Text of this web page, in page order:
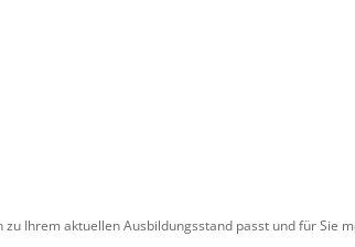
Ihrem aktuellen Ausbildungsstand passt und für Sie